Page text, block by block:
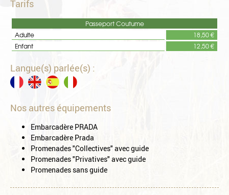
Tarifs
Passeport Coutume
Adulte
18,50 €
Enfant
12,50 €
Langue(s) parlée(s) :
Nos autres équipements
Embarcadère PRADA
Embarcadère Prada
Promenades "Collectives" avec guide
Promenades "Privatives" avec guide
Promenades sans guide